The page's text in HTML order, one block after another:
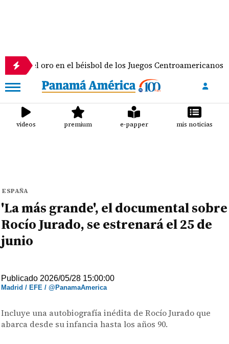
en el béisbol de los Juegos Centroamericanos y del
videos premium e-papper mis noticias
ESPAÑA
'La más grande', el documental sobre
Rocío Jurado, se estrenará el 25 de
junio
Publicado 2026/05/28 15:00:00
Madrid / EFE / @PanamaAmerica
Incluye una autobiografía inédita de Rocío Jurado que
abarca desde su infancia hasta los años 90.